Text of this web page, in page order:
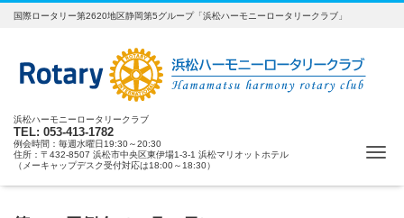
国際ロータリー第2620地区静岡第5グループ「浜松ハーモニーロータリークラブ」
浜松ハーモニーロータリークラブ
TEL: 053-413-1782
例会時間：毎週水曜日19:30～20:30
住所：〒432-8507 浜松市中央区東伊場1-3-1 浜松マリオットホテル
（メーキャップデスク受付対応は18:00～18:30）
ナ